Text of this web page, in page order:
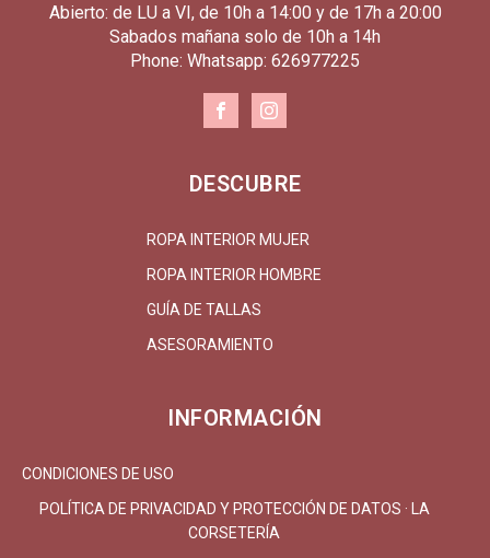
Abierto: de LU a VI, de 10h a 14:00 y de 17h a 20:00
Sabados mañana solo de 10h a 14h
Phone: Whatsapp: 626977225
DESCUBRE
ROPA INTERIOR MUJER
ROPA INTERIOR HOMBRE
GUÍA DE TALLAS
ASESORAMIENTO
INFORMACIÓN
CONDICIONES DE USO
POLÍTICA DE PRIVACIDAD Y PROTECCIÓN DE DATOS · LA
CORSETERÍA